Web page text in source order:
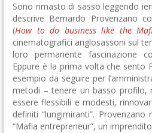
Sono rimasto di sasso leggendo
descrive Bernardo Provenzano
(How to do business like the
cinematografici anglosassoni sul
loro permanente fascinazione
Eppure è la prima volta che sento
esempio da seguire per
metodi – tenere un basso profilo,
essere flessibili e modesti,
definiti “lungimiranti”.
“Mafia entrepreneur”, un